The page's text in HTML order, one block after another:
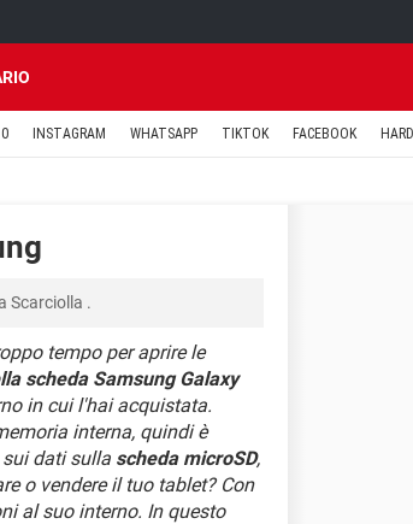
INSTAGRAM WHATSAPP TIKTOK FACEBOOK
Scarciolla .
tempo per aprire le
scheda Samsung Galaxy
in cui l'hai acquistata.
interna, quindi è
dati sulla scheda microSD,
o vendere il tuo tablet? Con
al suo interno. In questo